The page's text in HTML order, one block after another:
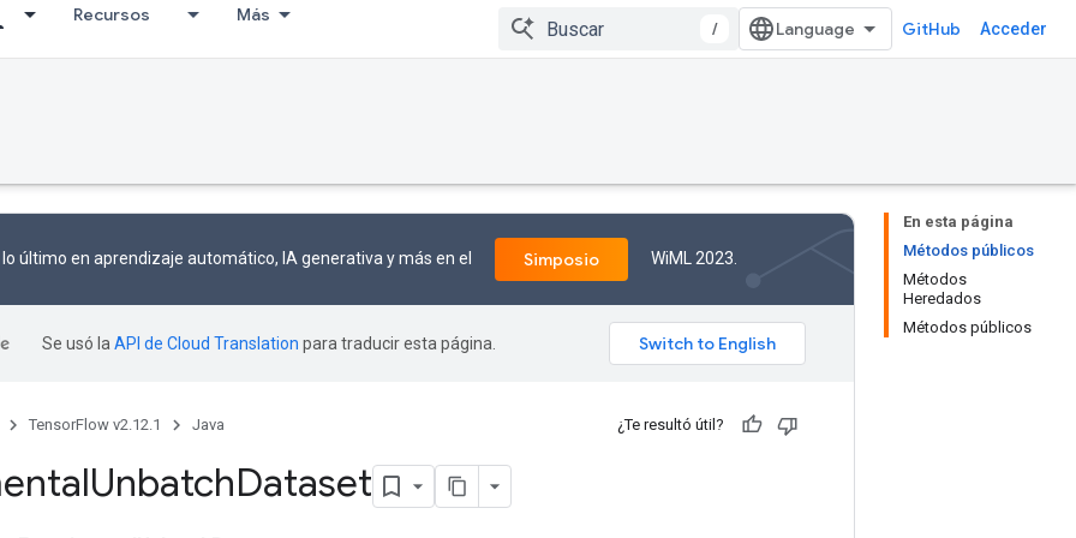
Recursos Más
/ GitHub Acceder
En esta página
Métodos públicos
Métodos
Heredados
Métodos públicos
último en aprendizaje automático, IA generativa y más en el Simposio WiML 2023.
Se usó la API de Cloud Translation para traducir esta página.
TensorFlow v2.12.1 Java ¿Te resultó útil?
UnbatchDataset